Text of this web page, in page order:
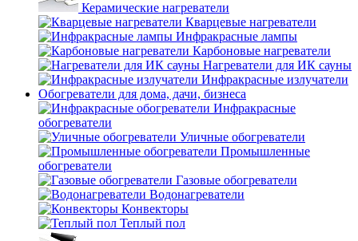
Керамические нагреватели
Кварцевые нагреватели
Инфракрасные лампы
Карбоновые нагреватели
Нагреватели для ИК сауны
Инфракрасные излучатели
Обогреватели для дома, дачи, бизнеса
Инфракрасные
обогреватели
Уличные обогреватели
Промышленные
обогреватели
Газовые обогреватели
Водонагреватели
Конвекторы
Теплый пол